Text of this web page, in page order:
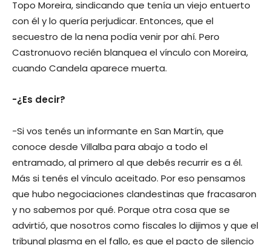
Topo Moreira, sindicando que tenía un viejo entuerto
con él y lo quería perjudicar. Entonces, que el
secuestro de la nena podía venir por ahí. Pero
Castronuovo recién blanquea el vínculo con Moreira,
cuando Candela aparece muerta.
-¿Es decir?
-Si vos tenés un informante en San Martín, que
conoce desde Villalba para abajo a todo el
entramado, al primero al que debés recurrir es a él.
Más si tenés el vínculo aceitado. Por eso pensamos
que hubo negociaciones clandestinas que fracasaron
y no sabemos por qué. Porque otra cosa que se
advirtió, que nosotros como fiscales lo dijimos y que el
tribunal plasma en el fallo, es que el pacto de silencio